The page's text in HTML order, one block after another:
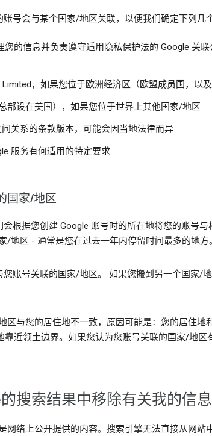
号会与某个国家/地区关联，以便我们确定下列几
您的信息并负责遵守适用隐私保护法的 Google 关
Limited，如果您位于欧洲经济区（欧盟成员国，以
部设在美国），如果您位于世界上其他国家/地区
关系的条款版本，可能会因当地法律而异
服务有何适用的特定要求
国家/地区
会根据您创建 Google 账号时的所在地将您的账号
/地区 - 通常是您在过去一年内停留时间最多的地方。
您账号关联的国家/地区。 如果您搬到另一个国家/
区与您的居住地不一致，原因可能是：您的居住
靠近领土边界。如果您认为您账号关联的国家/地区
搜索结果中移除有关我的信息
网络上公开提供的内容。搜索引擎无法直接从网站